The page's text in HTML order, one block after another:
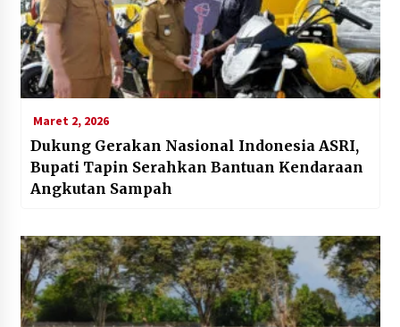
Maret 2, 2026
Dukung Gerakan Nasional Indonesia ASRI,
Bupati Tapin Serahkan Bantuan Kendaraan
Angkutan Sampah